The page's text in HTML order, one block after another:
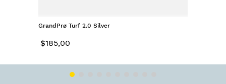
GrandPrø Turf 2.0 Silver
$185,00